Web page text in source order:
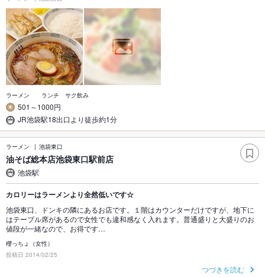
ラーメン ランチ サク飲み
501～1000円
JR池袋駅18出口より徒歩約1分
ラーメン 池袋東口
油そば総本店池袋東口駅前店
池袋駅
カロリーはラーメンより全然低いです☆
池袋東口、ドンキの隣にあるお店です。１階はカウンターだけですが、地下に
はテーブル席があるので女性でも違和感なく入れます。普通盛りと大盛りのお
値段が一緒なので、お得です…
櫻っちょ（女性）
投稿日 2014/02/25
つづきを読む